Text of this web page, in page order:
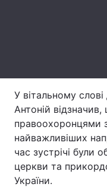
У вітальному
Антоній
правоохоронцями
найважливіших
час зустрічі були
церкви та
України.